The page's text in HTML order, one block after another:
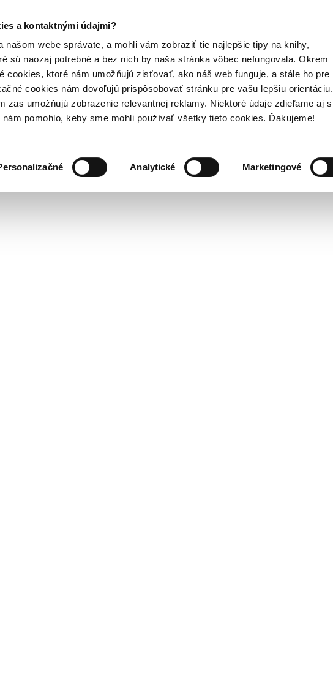
a kontaktnými údajmi?
našom webe správate, a mohli vám zobraziť tie najlepšie tipy na knihy,
sú naozaj potrebné a bez nich by naša stránka vôbec nefungovala. Okrem
cookies, ktoré nám umožňujú zisťovať, ako náš web funguje, a stále ho pre
cookies nám dovoľujú prispôsobovať stránku pre vašu lepšiu orientáciu.
zas umožňujú zobrazenie relevantnej reklamy. Niektoré údaje zdieľame aj s
pomohlo, keby sme mohli používať všetky tieto cookies. Ďakujeme!
Analytické Marketingové